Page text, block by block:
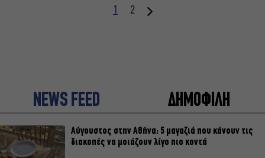
1 2
NEWS FEED ΔΗΜΟΦΙΛΗ
Αύγουστος στην Αθήνα: 5 μαγαζιά που κάνουν τις
διακοπές να μοιάζουν λίγο πιο κοντά